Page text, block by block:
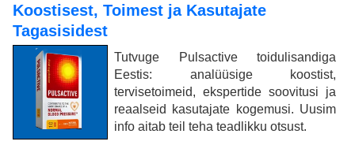
Koostisest, Toimest ja Kasutajate
Tagasisidest
Tutvuge Pulsactive toidulisandiga
Eestis: analüüsige koostist,
tervisetoimeid, ekspertide soovitusi ja
reaalseid kasutajate kogemusi. Uusim
info aitab teil teha teadlikku otsust.